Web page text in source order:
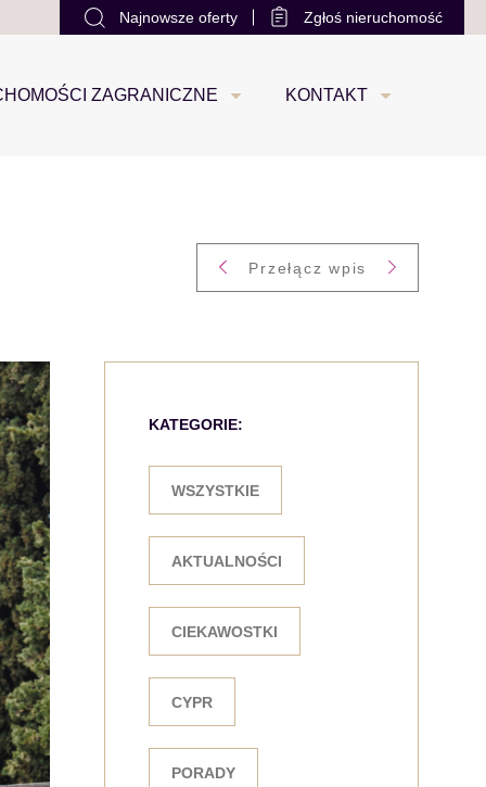
Najnowsze oferty Zgłoś nieruchomość
ZAGRANICZNE KONTAKT
Przełącz wpis
KATEGORIE:
WSZYSTKIE
AKTUALNOŚCI
CIEKAWOSTKI
CYPR
PORADY